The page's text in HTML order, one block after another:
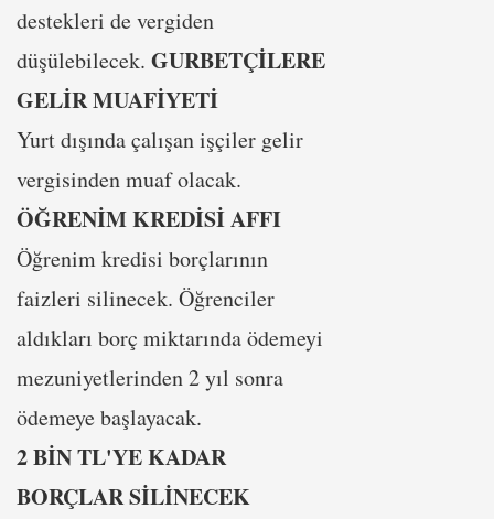
destekleri de vergiden
düşülebilecek. GURBETÇİLERE
GELİR MUAFİYETİ
Yurt dışında çalışan işçiler gelir
vergisinden muaf olacak.
ÖĞRENİM KREDİSİ AFFI
Öğrenim kredisi borçlarının
faizleri silinecek. Öğrenciler
aldıkları borç miktarında ödemeyi
mezuniyetlerinden 2 yıl sonra
ödemeye başlayacak.
2 BİN TL'YE KADAR
BORÇLAR SİLİNECEK